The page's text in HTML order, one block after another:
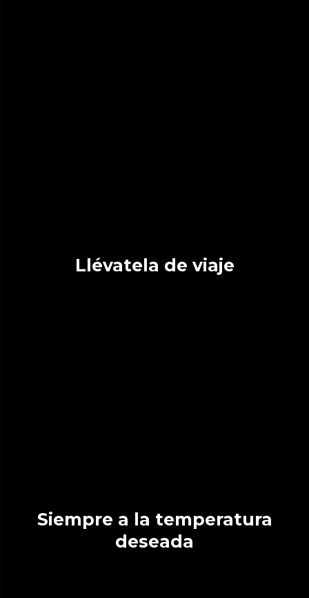
Llévatela de viaje
Siempre a la temperatura
deseada